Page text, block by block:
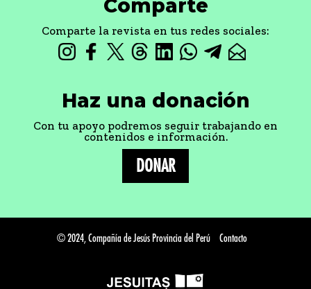
Comparte
Comparte la revista en tus redes sociales:
Haz una donación
Con tu apoyo podremos seguir trabajando en
contenidos e información.
DONAR
© 2024, Compañía de Jesús Provincia del Perú Contacto